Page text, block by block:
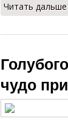
Читать
чудо